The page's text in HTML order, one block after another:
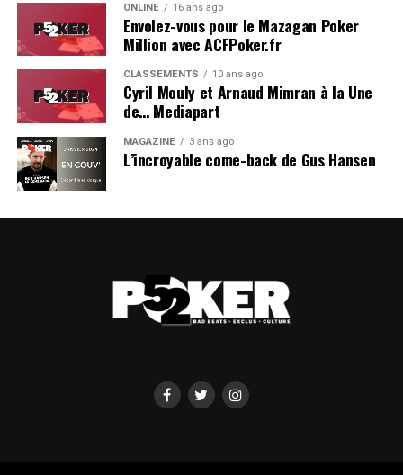
ONLINE 16 ans ago
Envolez-vous pour le Mazagan Poker
Million avec ACFPoker.fr
CLASSEMENTS 10 ans ago
Cyril Mouly et Arnaud Mimran à la Une
de… Mediapart
MAGAZINE 3 ans ago
L’incroyable come-back de Gus Hansen